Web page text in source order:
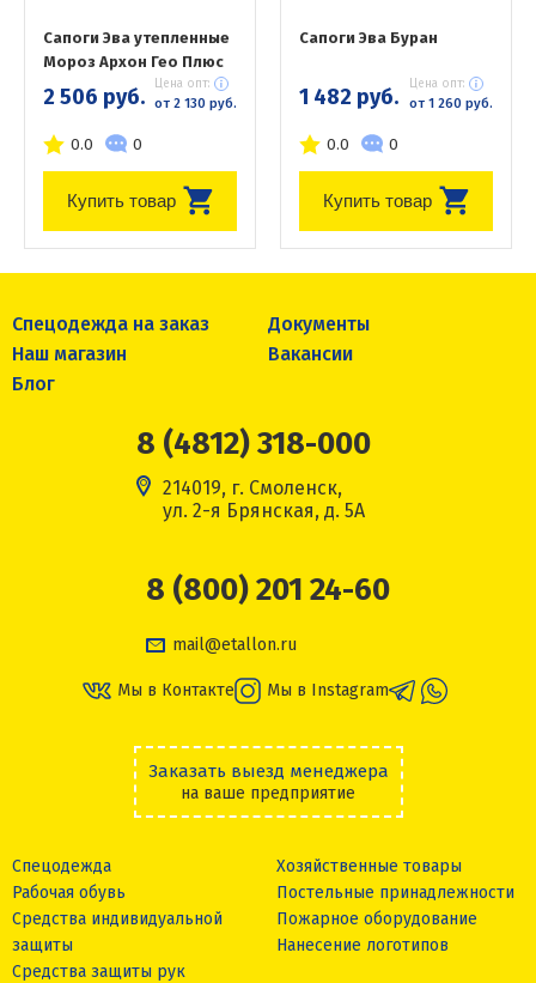
Сапоги Эва утепленные
Мороз Архон Гео Плюс
2 506 руб. Цена опт:
от 2 130 руб.
0.0 0
Купить товар
Сапоги Эва Буран
1 482 руб. Цена опт:
от 1 260 руб.
0.0 0
Купить товар
Спецодежда на заказ
Документы
Наш магазин
Вакансии
Блог
8 (4812) 318-000
214019, г. Смоленск,
ул. 2-я Брянская, д. 5А
8 (800) 201 24-60
mail@etallon.ru
Мы в Контакте Мы в Instagram
Заказать выезд менеджера
на ваше предприятие
Спецодежда
Рабочая обувь
Средства индивидуальной
защиты
Средства защиты рук
Хозяйственные товары
Постельные принадлежности
Пожарное оборудование
Нанесение логотипов